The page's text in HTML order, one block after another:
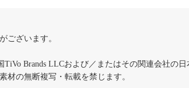
ございます。
Brands LLCおよび／またはその関連会社の
材の無断複写・転載を禁じます。